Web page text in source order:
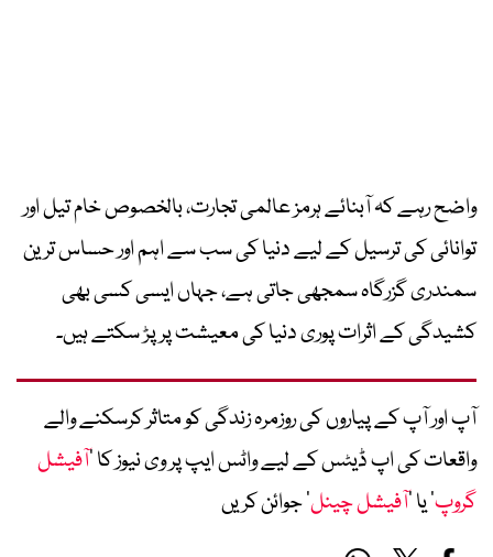
واضح رہے کہ آبنائے ہرمز عالمی تجارت، بالخصوص خام تیل اور
توانائی کی ترسیل کے لیے دنیا کی سب سے اہم اور حساس ترین
سمندری گزرگاہ سمجھی جاتی ہے، جہاں ایسی کسی بھی
کشیدگی کے اثرات پوری دنیا کی معیشت پر پڑ سکتے ہیں۔
آپ اور آپ کے پیاروں کی روزمرہ زندگی کو متاثر کرسکنے والے
واقعات کی اپ ڈیٹس کے لیے واٹس ایپ پر وی نیوز کا ’آفیشل
گروپ‘ یا ’آفیشل چینل‘ جوائن کریں